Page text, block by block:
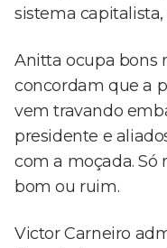
sistema
Anitta ocupa bons
concordam que a
vem travando
presidente e
com a moçada. Só
bom ou ruim.
Victor Carneiro